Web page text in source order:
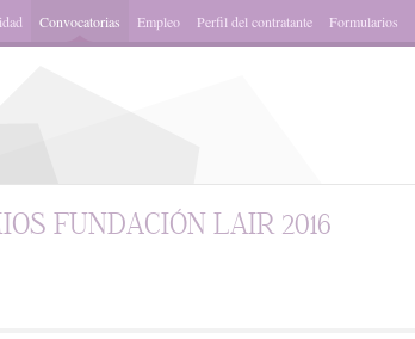
Convocatorias Empleo Perfil del contratante Formularios
FUNDACIÓN LAIR 2016